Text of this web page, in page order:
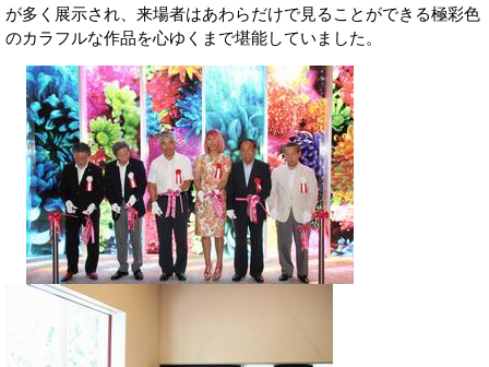
が多く展示され、来場者はあわらだけで見ることができる極彩色
のカラフルな作品を心ゆくまで堪能していました。